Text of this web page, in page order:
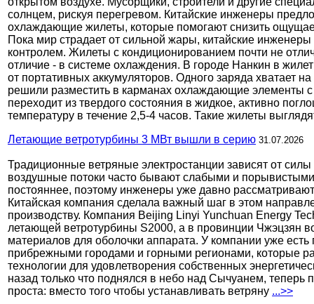
солнцем, рискуя перегревом. Китайские инженеры
охлаждающие жилеты, которые помогают снизить
Пока мир страдает от сильной жары, китайские
контролем. Жилеты с кондиционированием почти не
отличие - в системе охлаждения. В городе Нанкин в
от портативных аккумуляторов. Одного заряда хватает
решили разместить в карманах охлаждающие элементы
переходит из твердого состояния в жидкое, активно
температуру в течение 2,5-4 часов. Такие жилеты
Летающие ветротурбины 3 МВт вышли в серию 31.07.2026
Традиционные ветряные электростанции зависят от
воздушные потоки часто бывают слабыми и
постояннее, поэтому инженеры уже давно
Китайская компания сделала важный шаг в этом
производству. Компания Beijing Linyi Yunchuan Energy
летающей ветротурбины S2000, а в провинции Чжэцзян
материалов для оболочки аппарата. У компании уже
прибрежными городами и горными регионами, которые
технологии для удовлетворения собственных
назад только что поднялся в небо над Сычуанем,
проста: вместо того чтобы устанавливать ветряну ...>>